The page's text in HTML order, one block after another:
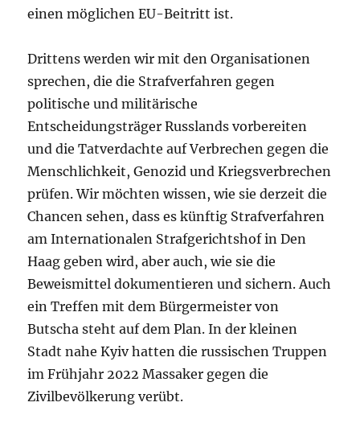
einen möglichen EU-Beitritt ist.
Drittens werden wir mit den Organisationen
sprechen, die die Strafverfahren gegen
politische und militärische
Entscheidungsträger Russlands vorbereiten
und die Tatverdachte auf Verbrechen gegen die
Menschlichkeit, Genozid und Kriegsverbrechen
prüfen. Wir möchten wissen, wie sie derzeit die
Chancen sehen, dass es künftig Strafverfahren
am Internationalen Strafgerichtshof in Den
Haag geben wird, aber auch, wie sie die
Beweismittel dokumentieren und sichern. Auch
ein Treffen mit dem Bürgermeister von
Butscha steht auf dem Plan. In der kleinen
Stadt nahe Kyiv hatten die russischen Truppen
im Frühjahr 2022 Massaker gegen die
Zivilbevölkerung verübt.